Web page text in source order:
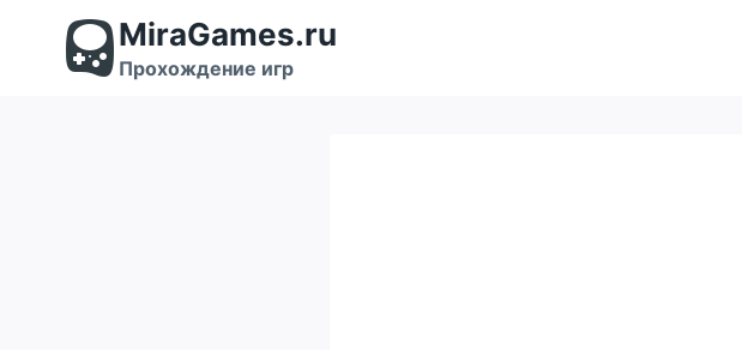
содержимому
MiraGames.ru
Прохождение игр